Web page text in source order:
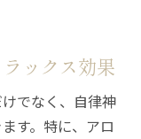
ックス効果
でなく、自律神
す。特に、アロ